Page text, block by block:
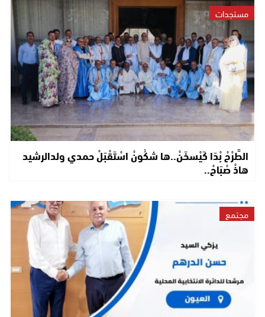
مستجدات
الطَّرْحْ بْدَا كَيْسخَنْ..ها شكُونْ اسْتَقْبَلْ حمدي ولدالرشيد
هاذْ صْبَاحْ..
مجتمع